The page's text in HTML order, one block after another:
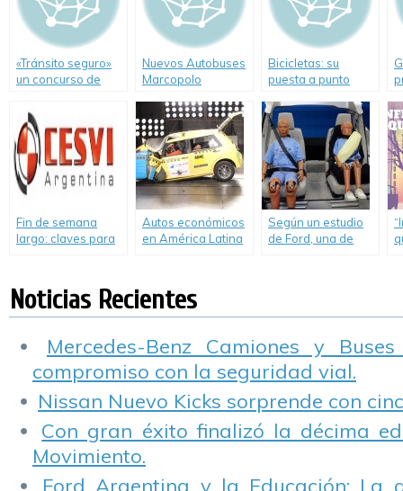
«Tránsito seguro»
un concurso de
Bicentenario que
ya tiene ganador
Nuevos Autobuses
Marcopolo
Bicicletas: su
puesta a punto
Fin de semana
largo: claves para
Autos económicos
en América Latina
seguridad”.
Según un estudio
de Ford, una de
Noticias Recientes
Mercedes-Benz Camiones y
compromiso con la seguridad vial.
Nissan Nuevo Kicks sorprende con
Con gran éxito finalizó la décima
Movimiento.
Ford Argentina y la Educación: La